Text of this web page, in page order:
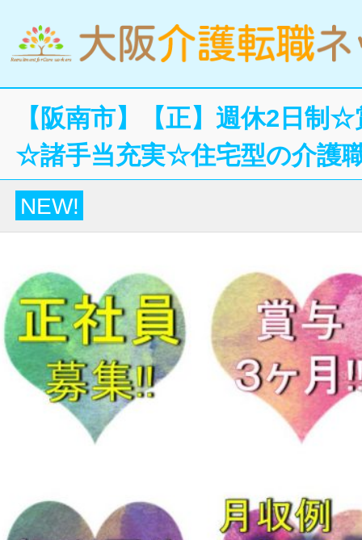
【阪南市】【正】週休2日制
☆諸手当充実☆住宅型の介護
NEW!